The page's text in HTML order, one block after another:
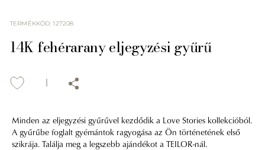
TERMÉKKÓD:127208
14K fehérarany eljegyzési gyűrű
Minden az eljegyzési gyűrűvel kezdődik a Love Stories kollekcióból.
A gyűrűbe foglalt gyémántok ragyogása az Ön történetének első
szikrája. Találja meg a legszebb ajándékot a TEILOR-nál.